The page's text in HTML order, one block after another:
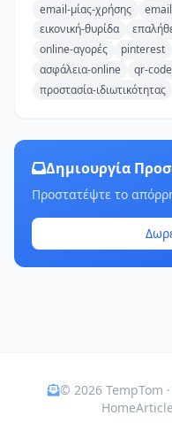
email-μίας-χρήσης
εικονική-θυρίδα
online-αγορές
pinterest
ασφάλεια-online
qr-
προστασία-ιδιωτικότητας
Δημιουργία
Προστατέψτε το
© 2026 TempTom
Home